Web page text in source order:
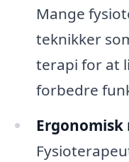
Mange
teknikker
terapi for at
forbedre